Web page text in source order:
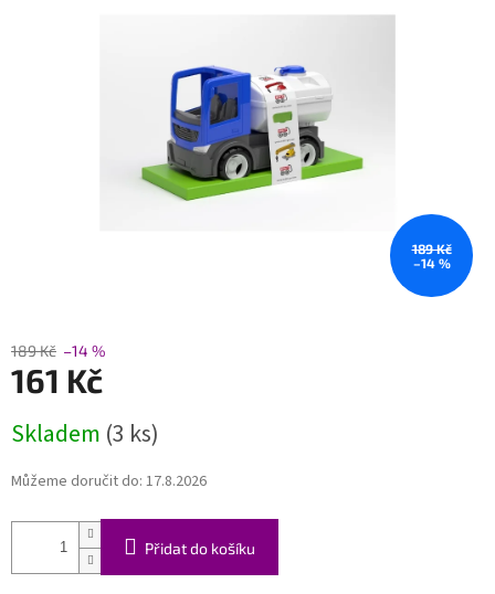
189 Kč
–14 %
189 Kč –14 %
161 Kč
cena:
Skladem (3 ks)
Můžeme doručit do: 17.8.2026
Přidat do košíku